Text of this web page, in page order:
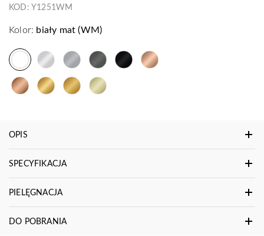
KOD: Y1251WM
Kolor: biały mat (WM)
OPIS
SPECYFIKACJA
PIELĘGNACJA
DO POBRANIA